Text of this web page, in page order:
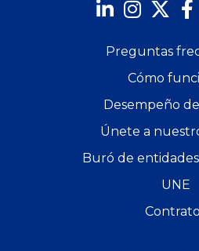
Preguntas
Cómo
Desempeño
Únete a
Buró de
UNE